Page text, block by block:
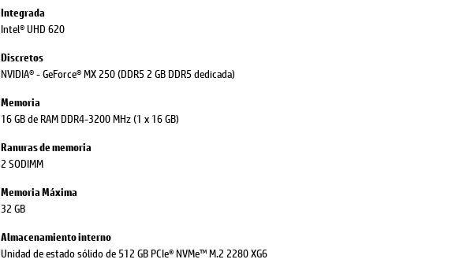
Integrada
Intel® UHD 620
Discretos
NVIDIA® - GeForce® MX 250 (DDR5 2 GB DDR5 dedicada)
Memoria
16 GB de RAM DDR4-3200 MHz (1 x 16 GB)
Ranuras de memoria
2 SODIMM
Memoria Máxima
32 GB
Almacenamiento interno
Unidad de estado sólido de 512 GB PCIe® NVMe™ M.2 2280 XG6